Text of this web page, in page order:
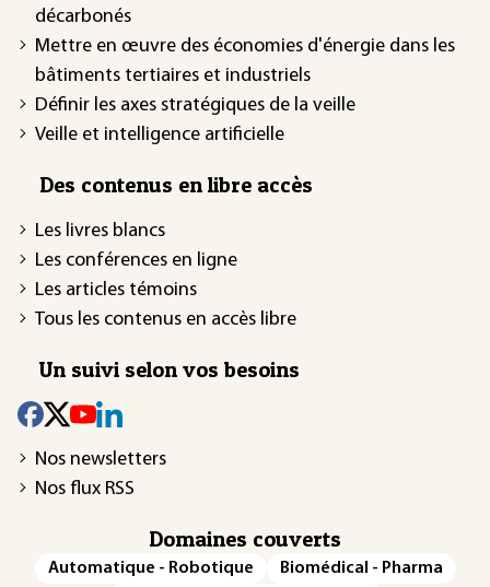
décarbonés
Mettre en œuvre des économies d'énergie dans les
bâtiments tertiaires et industriels
Définir les axes stratégiques de la veille
Veille et intelligence artificielle
Des contenus en libre accès
Les livres blancs
Les conférences en ligne
Les articles témoins
Tous les contenus en accès libre
Un suivi selon vos besoins
Nos newsletters
Nos flux RSS
Domaines couverts
Automatique - Robotique
Biomédical - Pharma